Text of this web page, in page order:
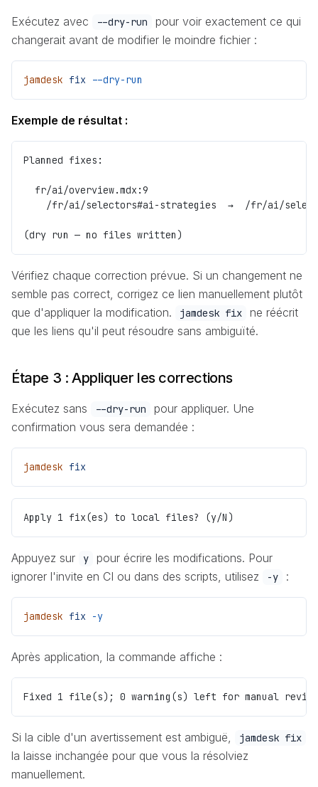
Exécutez avec --dry-run
pour voir exactement ce qui
changerait avant de modifier le moindre fichier :
jamdesk fix --dry-run
Exemple de résultat :
Planned fixes:
  fr/ai/overview.mdx:9
/fr/ai/selectors#ai-strategies  →  /fr/ai/
(dry run — no files written)
Vérifiez chaque correction prévue. Si un changement ne
semble pas correct, corrigez ce lien manuellement plutôt
que d'appliquer la modification.
jamdesk fix
ne réécrit
que les liens qu'il peut résoudre sans ambiguïté.
Étape 3 : Appliquer les corrections
Exécutez sans --dry-run
pour appliquer. Une
confirmation vous sera demandée :
jamdesk fix
Apply 1 fix(es) to local files? (y/N)
Appuyez sur y
pour écrire les modifications. Pour
ignorer l'invite en CI ou dans des scripts, utilisez
-y :
jamdesk fix -y
Après application, la commande affiche :
Fixed 1 file(s); 0 warning(s) left for manual
Si la cible d'un avertissement est ambiguë, jamdesk fix
la laisse inchangée pour que vous la résolviez
manuellement.